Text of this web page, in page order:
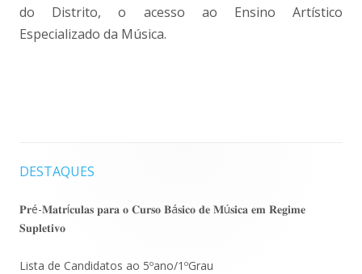
do Distrito, o acesso ao Ensino Artístico
Especializado da Música.
Barra
lateral
principal
DESTAQUES
𝐏𝐫é-𝐌𝐚𝐭𝐫í𝐜𝐮𝐥𝐚𝐬 𝐩𝐚𝐫𝐚 𝐨 𝐂𝐮𝐫𝐬𝐨 𝐁á𝐬𝐢𝐜𝐨 𝐝𝐞 𝐌ú𝐬𝐢𝐜𝐚 𝐞𝐦 𝐑𝐞𝐠𝐢𝐦𝐞
𝐒𝐮𝐩𝐥𝐞𝐭𝐢𝐯𝐨
Lista de Candidatos ao 5ºano/1ºGrau